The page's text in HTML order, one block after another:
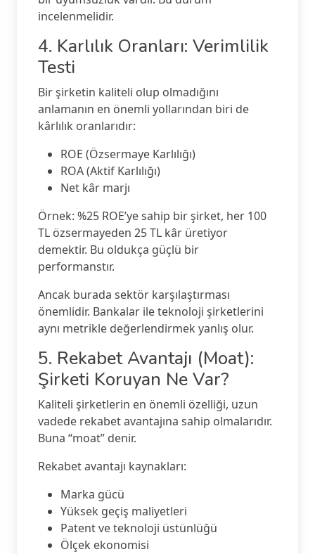
incelenmelidir.
4. Karlılık Oranları: Verimlilik
Testi
Bir şirketin kaliteli olup olmadığını
anlamanın en önemli yollarından biri de
kârlılık oranlarıdır:
ROE (Özsermaye Karlılığı)
ROA (Aktif Karlılığı)
Net kâr marjı
Örnek: %25 ROE’ye sahip bir şirket, her 100
TL özsermayeden 25 TL kâr üretiyor
demektir. Bu oldukça güçlü bir
performanstır.
Ancak burada sektör karşılaştırması
önemlidir. Bankalar ile teknoloji şirketlerini
aynı metrikle değerlendirmek yanlış olur.
5. Rekabet Avantajı (Moat):
Şirketi Koruyan Ne Var?
Kaliteli şirketlerin en önemli özelliği, uzun
vadede rekabet avantajına sahip olmalarıdır.
Buna “moat” denir.
Rekabet avantajı kaynakları:
Marka gücü
Yüksek geçiş maliyetleri
Patent ve teknoloji üstünlüğü
Ölçek ekonomisi